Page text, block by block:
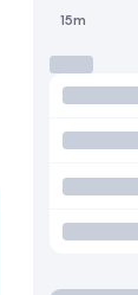
15m